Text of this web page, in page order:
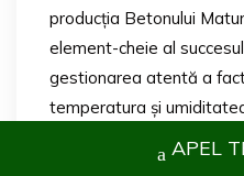
producția Betonului
element-cheie al
gestionarea atentă a
temperatura și
întărire uniformă a
sunt echipate cu
APEL